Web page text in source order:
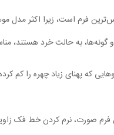
فرم است، زیرا اکثر مدل
به حالت خرد هستند،
که پهنای زیاد چهره را کم
صورت، نرم کردن خط فک